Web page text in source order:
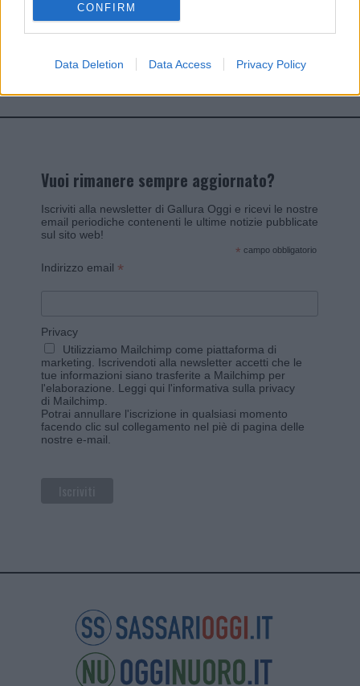
CONFIRM
Data Deletion Data Access Privacy Policy
Invia un Comunicato Stampa| Pubblicità| Segnala
Vuoi rimanere sempre aggiornato?
Iscriviti alla newsletter di Gallura Oggi e ricevi le nostre
email periodiche contenenti le ultime notizie pubblicate
sul sito web!
* campo obbligatorio
Indirizzo email *
Privacy
Utilizziamo Mailchimp come piattaforma di
marketing. Iscrivendoti alla newsletter accetti che le
tue informazioni siano trasferite a Mailchimp per
l'elaborazione. Leggi qui l'informativa sulla privacy
di Mailchimp
Potrai annullare l'iscrizione in qualsiasi momento
facendo clic sul collegamento nel piè di pagina delle
nostre e-mail.